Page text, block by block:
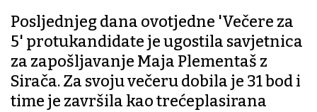
Posljednjeg dana ovotjedne 'Večere za
5' protukandidate je ugostila savjetnica
za zapošljavanje Maja Plementaš z
Sirača. Za svoju večeru dobila je 31 bod i
time je završila kao trećeplasirana